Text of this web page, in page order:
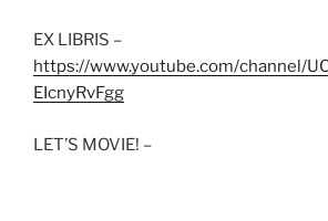
EX LIBRIS –
https://www.youtube.com/channel/
EIcnyRvFgg
LET’S MOVIE! –